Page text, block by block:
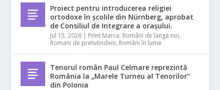
Proiect pentru introducerea religiei
ortodoxe în școlile din Nürnberg, aprobat
de Consiliul de Integrare a orașului.
Jul 15, 2026 | Print Marca, Români de langă noi,
Romani de pretutindeni, Români în lume
Tenorul român Paul Celmare reprezintă
România la „Marele Turneu al Tenorilor”
din Polonia